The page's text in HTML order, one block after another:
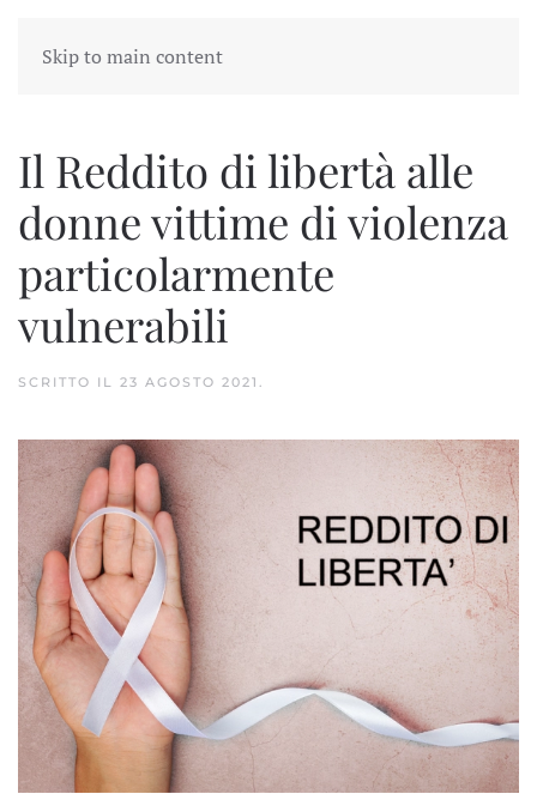
Skip to main content
Il Reddito di libertà alle
donne vittime di violenza
particolarmente
vulnerabili
SCRITTO IL 23 AGOSTO 2021 .